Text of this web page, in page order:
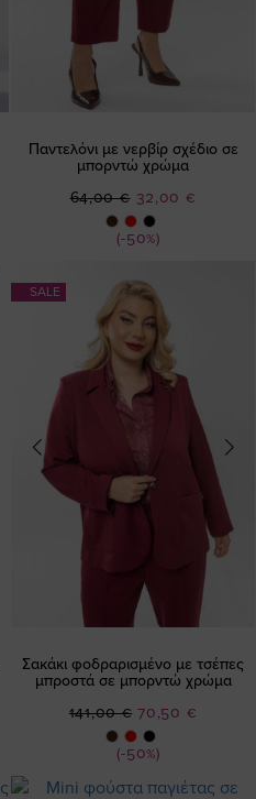
Παντελόνι με νερβίρ σχέδιο σε
μπορντώ χρώμα
(-50%)
Ειδική
Τιμή
32,00 €
64,00 €
SALE
Σακάκι φοδραρισμένο με τσέπες
μπροστά σε μπορντώ χρώμα
(-50%)
Ειδική
Τιμή
70,50 €
141,00 €